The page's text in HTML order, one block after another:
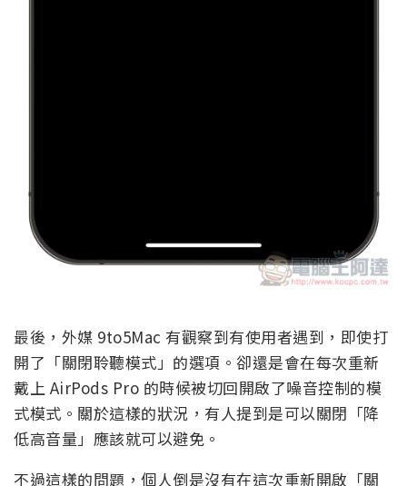
最後，外媒 9to5Mac 有觀察到有使用者遇到，即使打
開了「關閉聆聽模式」的選項。卻還是會在每次重新
戴上 AirPods Pro 的時候被切回開啟了噪音控制的模
式模式。關於這樣的狀況，有人提到是可以關閉「降
低高音量」應該就可以避免。
不過這樣的問題，個人倒是沒有在這次重新開啟「關